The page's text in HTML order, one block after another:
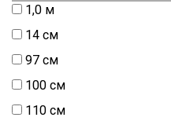
1,0 м
14 см
97 см
100 см
110 см